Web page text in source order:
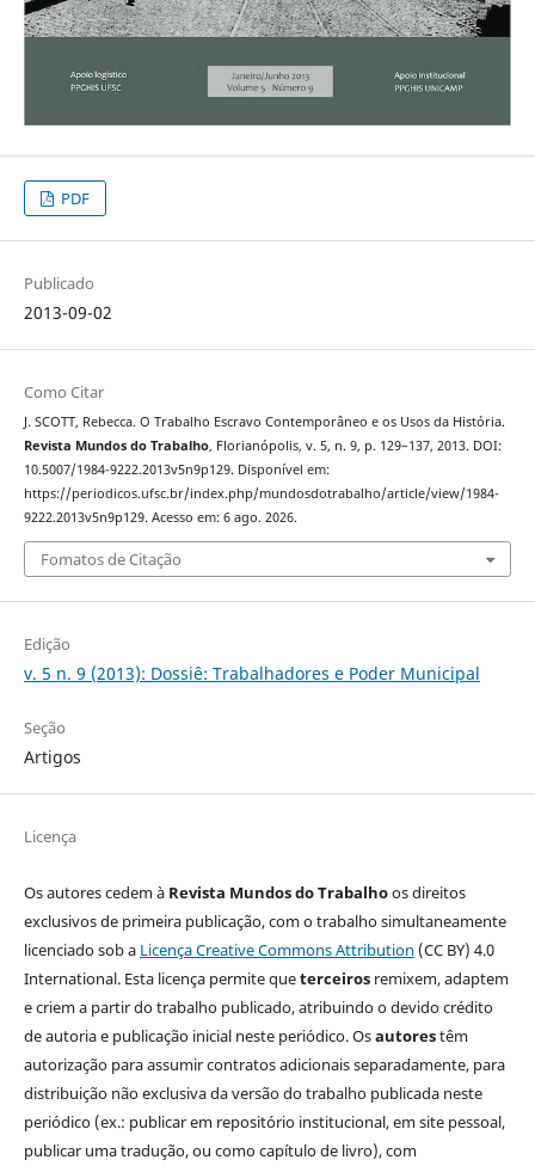
PDF
Publicado
2013-09-02
Como Citar
J. SCOTT, Rebecca. O Trabalho Escravo Contemporâneo e os Usos da História.
Revista Mundos do Trabalho, Florianópolis, v. 5, n. 9, p. 129–137, 2013. DOI:
10.5007/1984-9222.2013v5n9p129. Disponível em:
https://periodicos.ufsc.br/index.php/mundosdotrabalho/article/view/1984-
9222.2013v5n9p129. Acesso em: 6 ago. 2026.
Fomatos de Citação
Edição
v. 5 n. 9 (2013): Dossiê: Trabalhadores e Poder Municipal
Seção
Artigos
Licença
Os autores cedem à Revista Mundos do Trabalhoos direitos
exclusivos de primeira publicação, com o trabalho simultaneamente
licenciado sob a Licença Creative Commons Attribution (CC BY) 4.0
International. Esta licença permite queterceirosremixem, adaptem
e criem a partir do trabalho publicado, atribuindo o devido crédito
de autoria e publicação inicial neste periódico. Osautorestêm
autorização para assumir contratos adicionais separadamente, para
distribuição não exclusiva da versão do trabalho publicada neste
periódico (ex.: publicar em repositório institucional, em site pessoal,
publicar uma tradução, ou como capítulo de livro), com